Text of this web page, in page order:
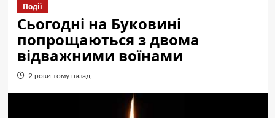
Події
Сьогодні на Буковині
попрощаються з двома
відважними воїнами
2 роки тому назад